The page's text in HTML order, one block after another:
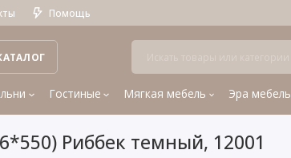
Помощь
Гостиные Мягкая мебель Эра мебель
Риббек темный, 12001